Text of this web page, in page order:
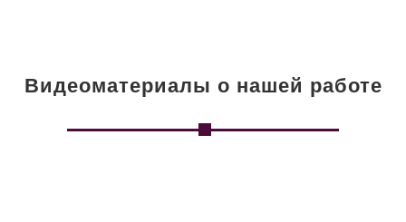
Видеоматериалы о нашей работе